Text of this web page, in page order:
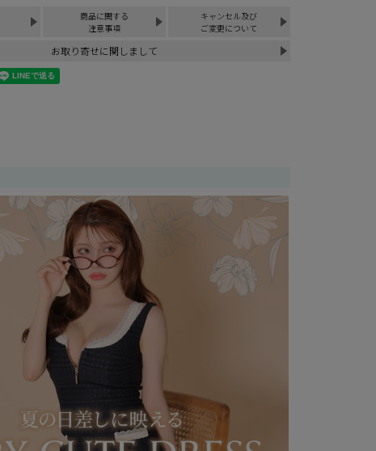
商品に関する
注意事項
キャンセル及び
ご変更について
お取り寄せに関しまして